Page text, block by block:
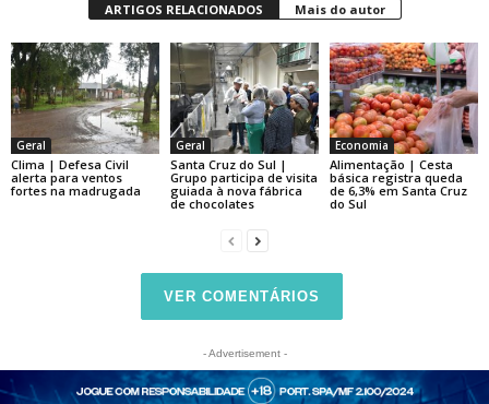
ARTIGOS RELACIONADOS Mais do autor
Geral
Clima | Defesa Civil
alerta para ventos
fortes na madrugada
Geral
Santa Cruz do Sul |
Grupo participa de visita
guiada à nova fábrica
de chocolates
Economia
Alimentação | Cesta
básica registra queda
de 6,3% em Santa Cruz
do Sul
VER COMENTÁRIOS
- Advertisement -